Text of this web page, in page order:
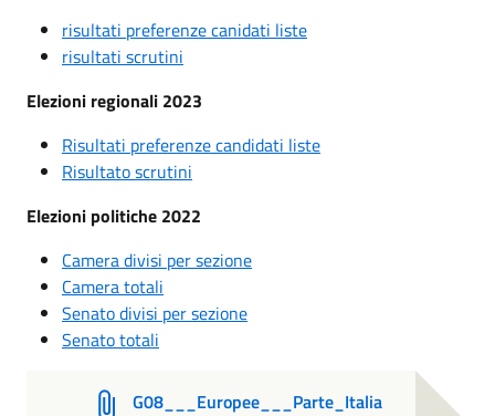
risultati preferenze canidati liste
risultati scrutini
Elezioni regionali 2023
Risultati preferenze candidati liste
Risultato scrutini
Elezioni politiche 2022
Camera divisi per sezione
Camera totali
Senato divisi per sezione
Senato totali
G08___Europee___Parte_Italia